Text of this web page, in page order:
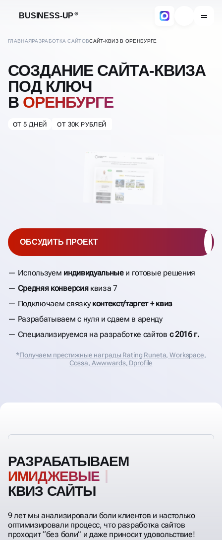
BUSINESS-UP
ГЛАВНАЯРАЗРАБОТКА САЙТОВСАЙТ-КВИЗ В ОРЕНБУРГЕ
СОЗДАНИЕ САЙТА-КВИЗА
ПОД КЛЮЧ
В ОРЕНБУРГЕ
ОТ 5 ДНЕЙ ОТ 30К РУБЛЕЙ
Используем индивидуальныеи готовые решения
Средняя конверсияквиза 7
Подключаем связкуконтекст/таргет + квиз
Разрабатываем с нуля и сдаем в аренду
Специализируемся на разработке сайтов с 2016 г.
ОБСУДИТЬ ПРОЕКТ
*Получаем престижные награды Rating Runeta, Workspace,
Cossa, Аwwwards, Dprofile
РАЗРАБАТЫВАЕМ
КВИЗ САЙТЫ
9 лет мы анализировали боли клиентов и настолько
оптимизировали процесс, что разработка сайтов
проходит “без боли” и даже приносит удовольствие!